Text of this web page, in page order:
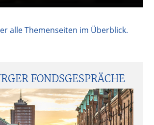
alle Themenseiten im Überblick.
FONDSGESPRÄCHE